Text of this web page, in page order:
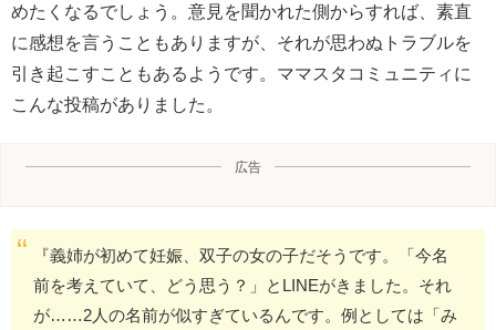
めたくなるでしょう。意見を聞かれた側からすれば、素直
に感想を言うこともありますが、それが思わぬトラブルを
引き起こすこともあるようです。ママスタコミュニティに
こんな投稿がありました。
広告
『義姉が初めて妊娠、双子の女の子だそうです。「今名
前を考えていて、どう思う？」とLINEがきました。それ
が……2人の名前が似すぎているんです。例としては「み